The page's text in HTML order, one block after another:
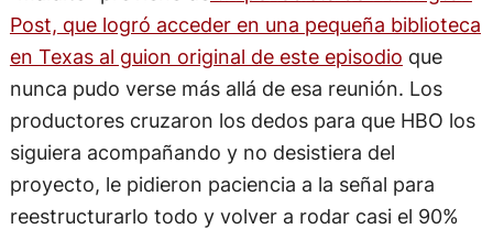
Post, que logró acceder en una pequeña biblioteca
en Texas al guion original de este episodio que
nunca pudo verse más allá de esa reunión. Los
productores cruzaron los dedos para que HBO los
siguiera acompañando y no desistiera del
proyecto, le pidieron paciencia a la señal para
reestructurarlo todo y volver a rodar casi el 90%